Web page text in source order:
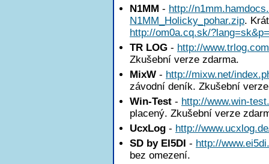
N1MM - http://
N1MM_Holicky_pohar.zip.
http://om0a.cq.sk/
TR LOG - http://
Zkušební verze zdarma.
MixW - http://mixw.net/
závodní deník. Zkušební
Win-Test - http://www.win-
placený. Zkušební verze
UcxLog - http://
SD by EI5DI - http://
bez omezení.